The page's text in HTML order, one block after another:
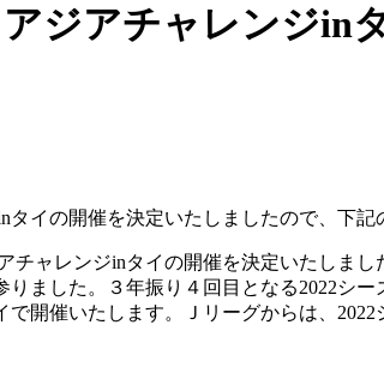
ジアチャレンジin
タイの開催を決定いたしましたので、下
チャレンジinタイの開催を決定いたしま
ました。３年振り４回目となる2022シ
で開催いたします。Ｊリーグからは、